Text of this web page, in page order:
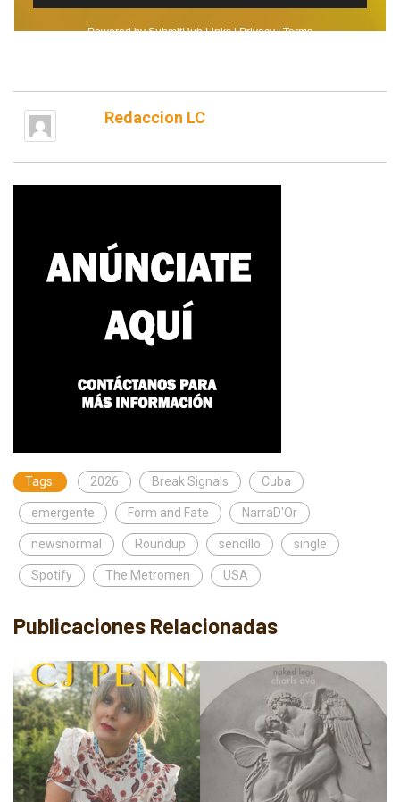
Redaccion LC
Tags: 2026 Break Signals Cuba
emergente Form and Fate NarraD'Or
newsnormal Roundup sencillo single
Spotify The Metromen USA
Publicaciones Relacionadas